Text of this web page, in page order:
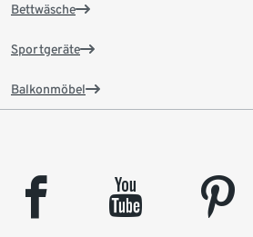
Bettwäsche
Sportgeräte
Balkonmöbel
facebook youtube pinterest